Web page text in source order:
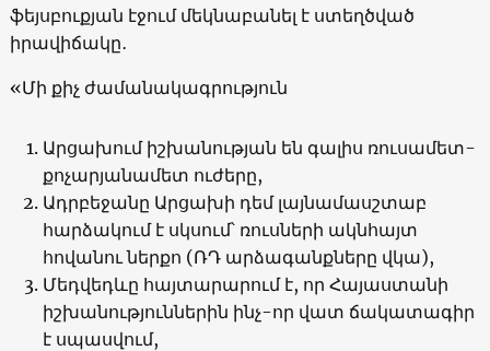
ֆեյսբուքյան էջում մեկնաբանել է ստեղծված
իրավիճակը․
«Մի քիչ ժամանակագրություն
Արցախում իշխանության են գալիս ռուսամետ-
քոչարյանամետ ուժերը,
Ադրբեջանը Արցախի դեմ լայնամասշտաբ
հարձակում է սկսում՝ ռուսների ակնհայտ
հովանու ներքո (ՌԴ արձագանքները վկա),
Մեդվեդևը հայտարարում է, որ Հայաստանի
իշխանություններին ինչ-որ վատ ճակատագիր
է սպասվում,